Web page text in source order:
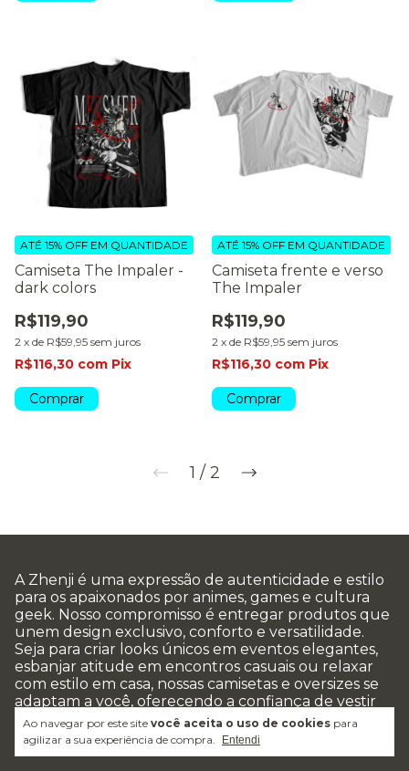
Ao navegar por este site você aceita o uso de cookies para
agilizar a sua experiência de compra.
Entendi
Camiseta The Impaler -
dark colors
R$119,90
2 x de R$59,95 sem juros
ATÉ 15% OFF EM QUANTIDADE
R$116,30 com Pix
Comprar
Camiseta frente e verso
The Impaler
R$119,90
2 x de R$59,95 sem juros
ATÉ 15% OFF EM QUANTIDADE
R$116,30 com Pix
Comprar
1 / 2
A Zhenji é uma expressão de autenticidade e estilo
para os apaixonados por animes, games e cultura
geek. Nosso compromisso é entregar produtos que
unem design exclusivo, conforto e versatilidade.
Seja para criar looks únicos em eventos elegantes,
esbanjar atitude em encontros casuais ou relaxar
com estilo em casa, nossas camisetas e oversizes se
adaptam a você, oferecendo a confiança de vestir
algo único, de altíssima qualidade. Na Zhenji, o geek
e o fashion andam lado a lado.